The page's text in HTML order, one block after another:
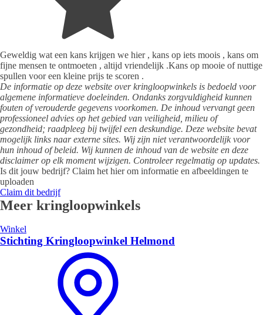
Geweldig wat een kans krijgen we hier , kans op iets moois , kans om
fijne mensen te ontmoeten , altijd vriendelijk .Kans op mooie of nuttige
spullen voor een kleine prijs te scoren .
De informatie op deze website over kringloopwinkels is bedoeld voor
algemene informatieve doeleinden. Ondanks zorgvuldigheid kunnen
fouten of verouderde gegevens voorkomen. De inhoud vervangt geen
professioneel advies op het gebied van veiligheid, milieu of
gezondheid; raadpleeg bij twijfel een deskundige. Deze website bevat
mogelijk links naar externe sites. Wij zijn niet verantwoordelijk voor
hun inhoud of beleid. Wij kunnen de inhoud van de website en deze
disclaimer op elk moment wijzigen. Controleer regelmatig op updates.
Is dit jouw bedrijf? Claim het hier om informatie en afbeeldingen te
uploaden
Claim dit bedrijf
Meer kringloopwinkels
Winkel
Stichting Kringloopwinkel Helmond